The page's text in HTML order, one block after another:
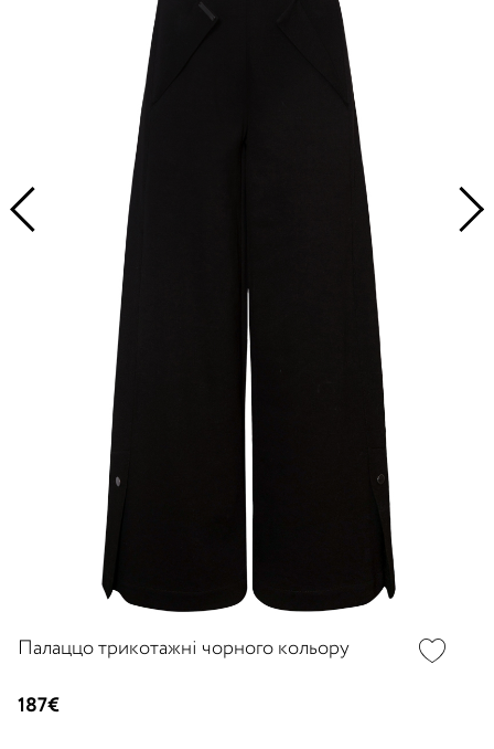
Палаццо трикотажні чорного кольору
187€